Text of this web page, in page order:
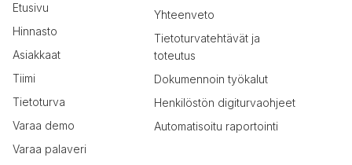
Etusivu
Hinnasto
Asiakkaat
Tiimi
Tietoturva
Varaa demo
Varaa palaveri
Yhteenveto
Tietoturvatehtävät ja
toteutus
Dokumennoin työkalut
Henkilöstön digiturvaohjeet
Automatisoitu raportointi